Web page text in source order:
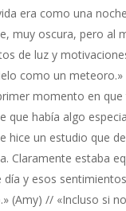
era como una
muy oscura, pero al
de luz y
como un meteoro.»
momento en
que había algo
hice un estudio que
Claramente estaba
día y esos
(Amy) // «Incluso si